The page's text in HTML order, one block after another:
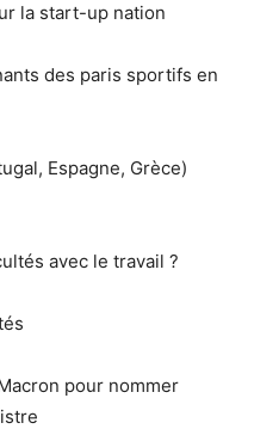
la start-up nation
des paris sportifs en
Espagne, Grèce)
avec le travail ?
pour nommer